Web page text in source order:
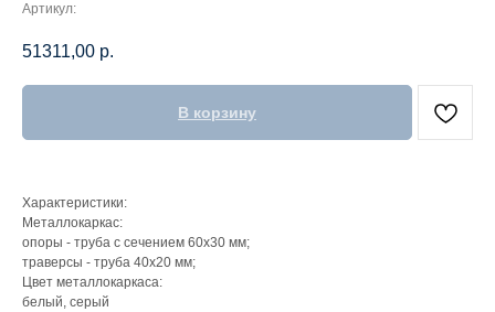
Артикул:
51311,00 р.
В корзину
Характеристики:
Металлокаркас:
опоры - труба с сечением 60x30 мм;
траверсы - труба 40x20 мм;
Цвет металлокаркаса:
белый, серый